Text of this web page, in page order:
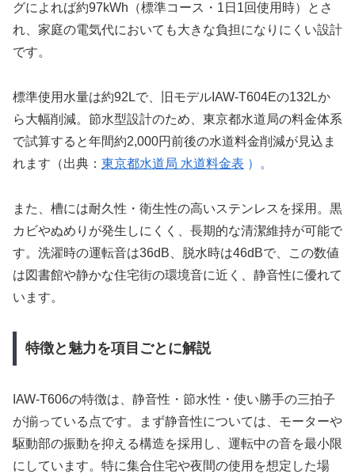
グによれば約97kWh（標準コース・1日1回使用時）とさ
れ、家庭の電気代においても大きな負担になりにくい設計
です。
標準使用水量は約92Lで、旧モデルIAW-T604Eの132Lか
ら大幅削減。節水型設計のため、東京都水道局の料金体系
で試算すると年間約2,000円前後の水道料金削減が見込ま
れます（出典： 東京都水道局 水道料金表 ）。
また、槽には耐久性・衛生性の高いステンレスを採用。黒
カビやぬめりが発生しにくく、長期的な清潔維持が可能で
す。洗濯時の運転音は36dB、脱水時は46dBで、この数値
は図書館や静かな住宅街の環境音に近く、静音性に優れて
います。
特徴と魅力を項目ごとに解説
IAW-T606の特徴は、静音性・節水性・使い勝手の三拍子
が揃っている点です。まず静音性については、モーターや
駆動部の振動を抑える構造を採用し、運転中の音を最小限
にしています。特に集合住宅や夜間の使用を想定した場